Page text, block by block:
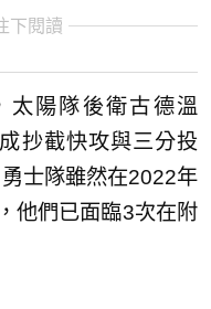
下閱讀
太陽隊後衛古德溫
抄截快攻與三分投
士隊雖然在2022年
他們已面臨3次在附